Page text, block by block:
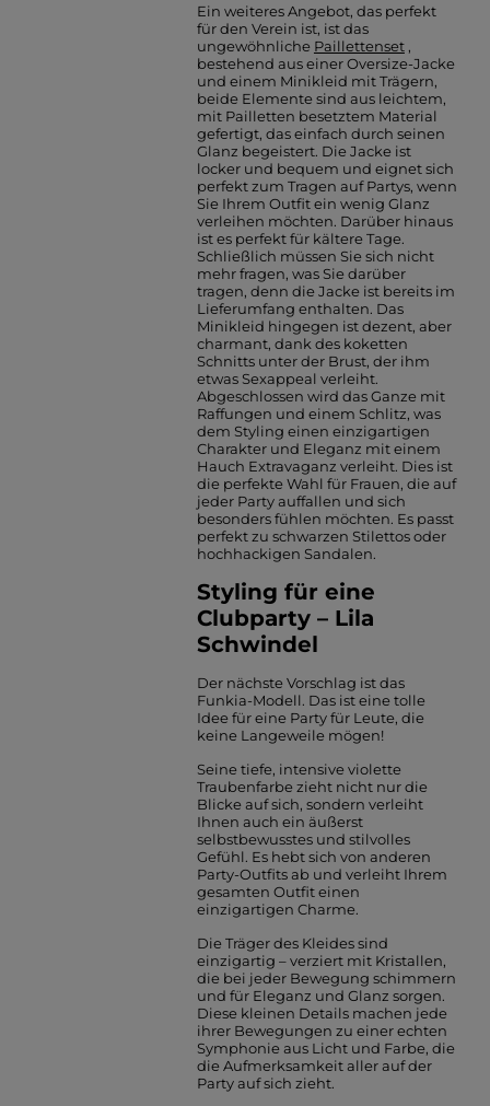
Ein weiteres Angebot, das perfekt
für den Verein ist, ist das
ungewöhnliche Paillettenset,
bestehend aus einer Oversize-Jacke
und einem Minikleid mit Trägern,
beide Elemente sind aus leichtem,
mit Pailletten besetztem Material
gefertigt, das einfach durch seinen
Glanz begeistert. Die Jacke ist
locker und bequem und eignet sich
perfekt zum Tragen auf Partys, wenn
Sie Ihrem Outfit ein wenig Glanz
verleihen möchten. Darüber hinaus
ist es perfekt für kältere Tage.
Schließlich müssen Sie sich nicht
mehr fragen, was Sie darüber
tragen, denn die Jacke ist bereits im
Lieferumfang enthalten. Das
Minikleid hingegen ist dezent, aber
charmant, dank des koketten
Schnitts unter der Brust, der ihm
etwas Sexappeal verleiht.
Abgeschlossen wird das Ganze mit
Raffungen und einem Schlitz, was
dem Styling einen einzigartigen
Charakter und Eleganz mit einem
Hauch Extravaganz verleiht. Dies ist
die perfekte Wahl für Frauen, die auf
jeder Party auffallen und sich
besonders fühlen möchten. Es passt
perfekt zu schwarzen Stilettos oder
hochhackigen Sandalen.
Styling für eine
Clubparty – Lila
Schwindel
Der nächste Vorschlag ist das
Funkia-Modell. Das ist eine tolle
Idee für eine Party für Leute, die
keine Langeweile mögen!
Seine tiefe, intensive violette
Traubenfarbe zieht nicht nur die
Blicke auf sich, sondern verleiht
Ihnen auch ein äußerst
selbstbewusstes und stilvolles
Gefühl. Es hebt sich von anderen
Party-Outfits ab und verleiht Ihrem
gesamten Outfit einen
einzigartigen Charme.
Die Träger des Kleides sind
einzigartig – verziert mit Kristallen,
die bei jeder Bewegung schimmern
und für Eleganz und Glanz sorgen.
Diese kleinen Details machen jede
ihrer Bewegungen zu einer echten
Symphonie aus Licht und Farbe, die
die Aufmerksamkeit aller auf der
Party auf sich zieht.